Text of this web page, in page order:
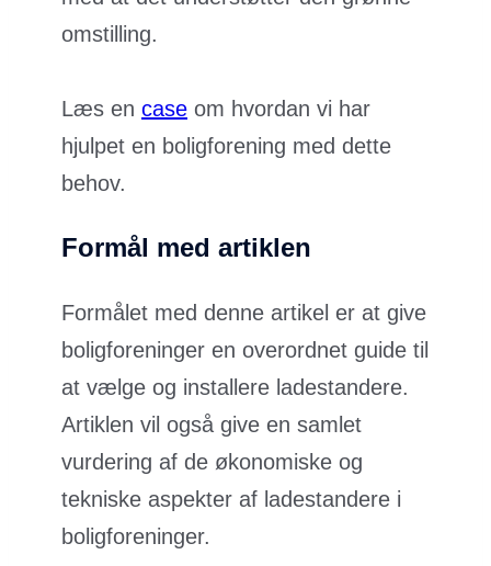
omstilling.
Læs en case om hvordan vi har
hjulpet en boligforening med dette
behov.
Formål med artiklen
Formålet med denne artikel er at give
boligforeninger en overordnet guide til
at vælge og installere ladestandere.
Artiklen vil også give en samlet
vurdering af de økonomiske og
tekniske aspekter af ladestandere i
boligforeninger.